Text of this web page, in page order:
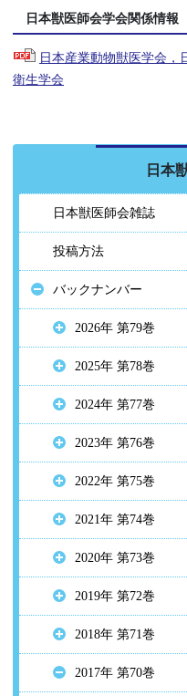
日本獣医師会学会関係情報
日本産業動物獣医学会，
衛生学会
日本
日本獣医師会雑誌
投稿方法
バックナンバー
2026年 第79巻
2025年 第78巻
2024年 第77巻
2023年 第76巻
2022年 第75巻
2021年 第74巻
2020年 第73巻
2019年 第72巻
2018年 第71巻
2017年 第70巻